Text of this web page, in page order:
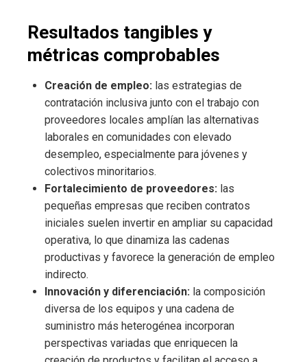
Resultados tangibles y
métricas comprobables
Creación de empleo: las estrategias de
contratación inclusiva junto con el trabajo con
proveedores locales amplían las alternativas
laborales en comunidades con elevado
desempleo, especialmente para jóvenes y
colectivos minoritarios.
Fortalecimiento de proveedores: las
pequeñas empresas que reciben contratos
iniciales suelen invertir en ampliar su capacidad
operativa, lo que dinamiza las cadenas
productivas y favorece la generación de empleo
indirecto.
Innovación y diferenciación: la composición
diversa de los equipos y una cadena de
suministro más heterogénea incorporan
perspectivas variadas que enriquecen la